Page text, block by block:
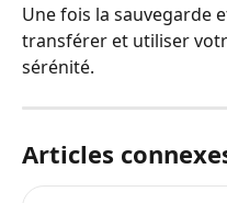
Une fois la sauvegarde
transférer et utiliser
sérénité.
Articles